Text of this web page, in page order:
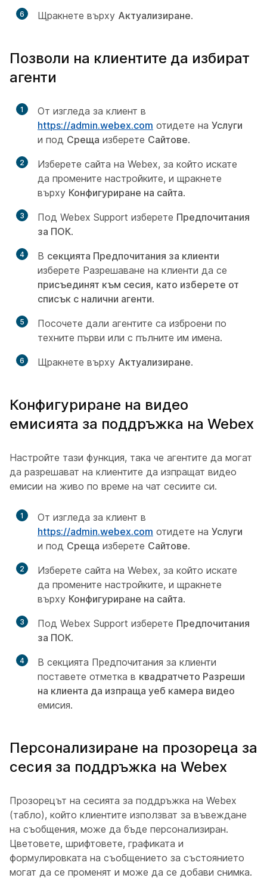
6 Щракнете върху Актуализиране.
Позволи на клиентите да избират
агенти
1
От изгледа за клиент в
https://admin.webex.com отидете на Услуги
и под Среща изберете Сайтове.
2
Изберете сайта на Webex, за който искате
да промените настройките, и щракнете
върху Конфигуриране на сайта.
3 Под Webex Support изберете Предпочитания
за ПОК.
4 В секцията Предпочитания за клиенти
изберете Разрешаване на клиенти да се
присъединят към сесия, като изберете от
списък с налични агенти.
5
Посочете дали агентите са изброени по
техните първи или с пълните им имена.
6 Щракнете върху Актуализиране.
Конфигуриране на видео
емисията за поддръжка на Webex
Настройте тази функция, така че агентите да могат
да разрешават на клиентите да изпращат видео
емисии на живо по време на чат сесиите си.
1
От изгледа за клиент в
https://admin.webex.com отидете на Услуги
и под Среща изберете Сайтове.
2
Изберете сайта на Webex, за който искате
да промените настройките, и щракнете
върху Конфигуриране на сайта.
3 Под Webex Support изберете Предпочитания
за ПОК.
4
В секцията Предпочитания за клиенти
поставете отметка в квадратчето Разреши
на клиента да изпраща уеб камера видео
емисия.
Персонализиране на прозореца за
сесия за поддръжка на Webex
Прозорецът на сесията за поддръжка на Webex
(табло), който клиентите използват за въвеждане
на съобщения, може да бъде персонализиран.
Цветовете, шрифтовете, графиката и
формулировката на съобщението за състоянието
могат да се променят и може да се добави снимка.